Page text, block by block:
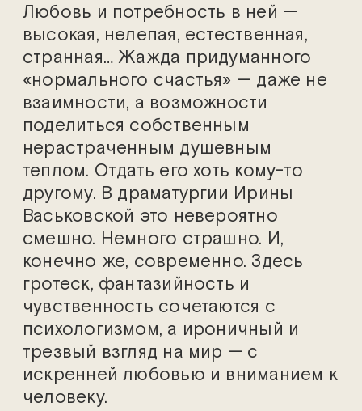
Любовь и потребность в ней —
высокая, нелепая, естественная,
странная… Жажда придуманного
«нормального счастья» — даже не
взаимности, а возможности
поделиться собственным
нерастраченным душевным
теплом. Отдать его хоть кому-то
другому. В драматургии Ирины
Васьковской это невероятно
смешно. Немного страшно. И,
конечно же, современно. Здесь
гротеск, фантазийность и
чувственность сочетаются с
психологизмом, а ироничный и
трезвый взгляд на мир — с
искренней любовью и вниманием к
человеку.